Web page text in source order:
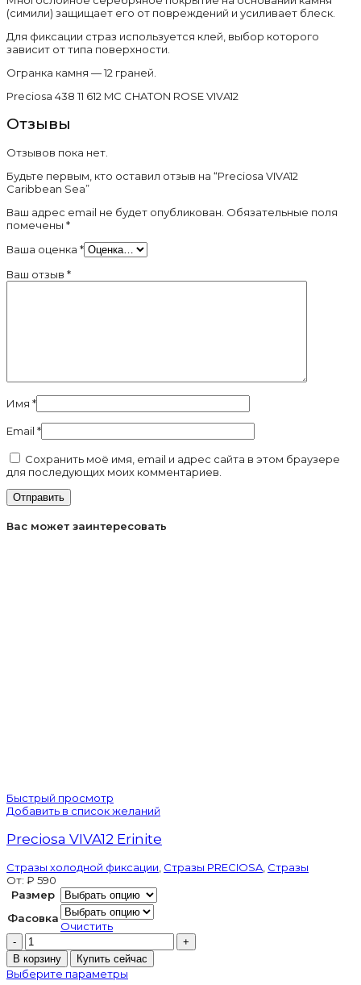
(симили) защищает его от повреждений и усиливает блеск.
Для фиксации страз используется клей, выбор которого
зависит от типа поверхности.
Огранка камня — 12 граней.
Preciosa 438 11 612 MC CHATON ROSE VIVA12
Отзывы
Отзывов пока нет.
Будьте первым, кто оставил отзыв на “Preciosa VIVA12
Caribbean Sea”
Ваш адрес email не будет опубликован. Обязательные поля
помечены *
Ваша оценка *
Ваш отзыв *
Имя *
Email *
Сохранить моё имя, email и адрес сайта в этом браузере
для последующих моих комментариев.
Вас может заинтересовать
Быстрый просмотр
Добавить в список желаний
Preciosa VIVA12 Erinite
Стразы холодной фиксации Стразы PRECIOSA Стразы
От: ₽ 590
Размер
Фасовка
Очистить
Количество
товара
Preciosa
VIVA12
В корзину Купить сейчас
Выберите параметры